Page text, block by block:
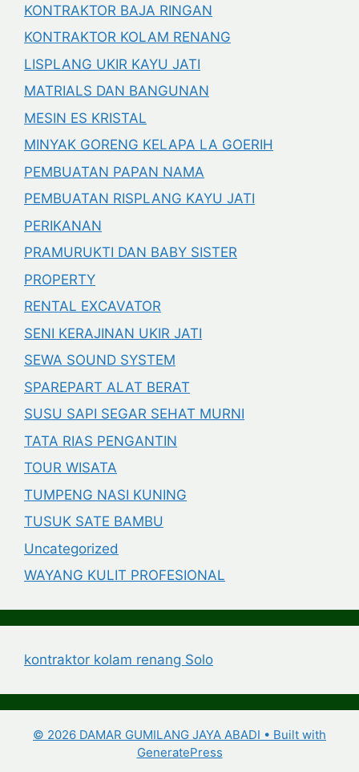
KONTRAKTOR BAJA RINGAN
KONTRAKTOR KOLAM RENANG
LISPLANG UKIR KAYU JATI
MATRIALS DAN BANGUNAN
MESIN ES KRISTAL
MINYAK GORENG KELAPA LA GOERIH
PEMBUATAN PAPAN NAMA
PEMBUATAN RISPLANG KAYU JATI
PERIKANAN
PRAMURUKTI DAN BABY SISTER
PROPERTY
RENTAL EXCAVATOR
SENI KERAJINAN UKIR JATI
SEWA SOUND SYSTEM
SPAREPART ALAT BERAT
SUSU SAPI SEGAR SEHAT MURNI
TATA RIAS PENGANTIN
TOUR WISATA
TUMPENG NASI KUNING
TUSUK SATE BAMBU
Uncategorized
WAYANG KULIT PROFESIONAL
kontraktor kolam renang Solo
© 2026 DAMAR GUMILANG JAYA ABADI • Built with
GeneratePress